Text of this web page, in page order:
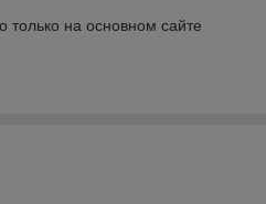
только на основном сайте